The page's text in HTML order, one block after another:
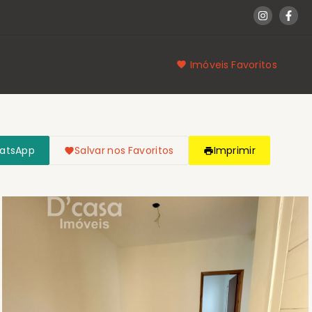
Imóveis Favoritos
Salvar nos Favoritos Imprimir